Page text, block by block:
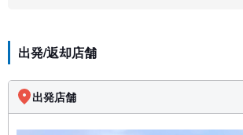
出発/返却店舗
出発店舗